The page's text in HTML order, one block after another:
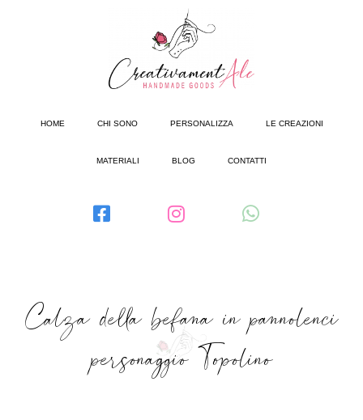
HOME CHI SONO PERSONALIZZA LE CREAZIONI
MATERIALI BLOG CONTATTI
Calza della befana in pannolenci
personaggio Topolino